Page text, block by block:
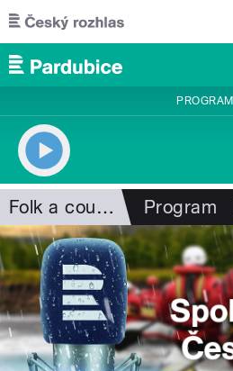
Přejít k hlavnímu obsahu
PROGRAM
Folk a country Program